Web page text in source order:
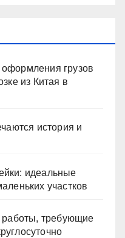
грузов
из Китая в
история и
идеальные
участков
работы, требующие